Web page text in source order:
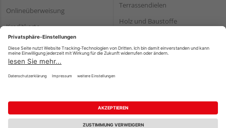
Onlineüberweisung
Kreditkarte
Rechnung*
*Bonität vorausgesetzt
Terrassendielen
Holz und Baustoffe
Impressum Datenschutz AGB
Barrierefreiheitserklärung
Vertrag widerrufen